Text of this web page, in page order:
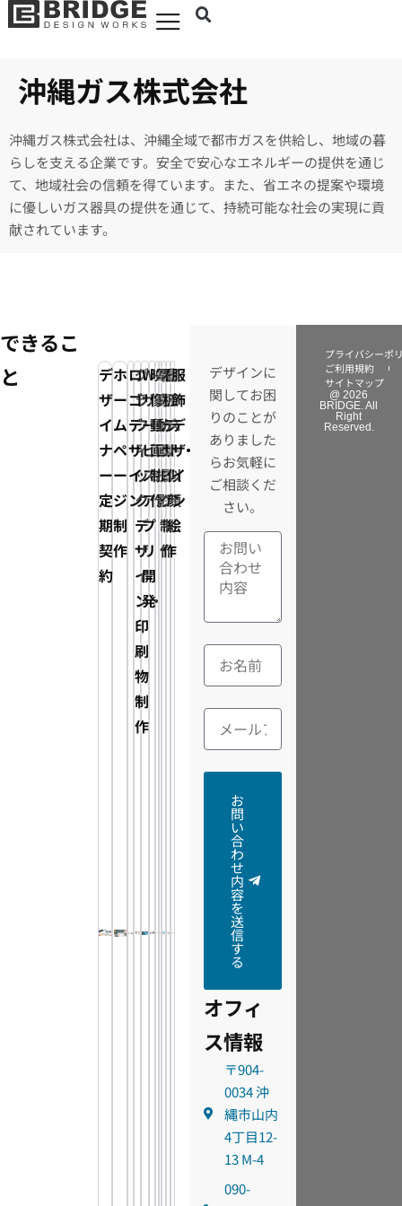
沖縄ガス株式会社
沖縄ガス株式会社は、沖縄全域で都市ガスを供給し、地域の暮
らしを支える企業です。安全で安心なエネルギーの提供を通じ
て、地域社会の信頼を得ています。また、省エネの提案や環境
に優しいガス器具の提供を通じて、持続可能な社会の実現に貢
献されています。
できるこ
と
デ
ザ
イ
ナ
ー
定
期
契
約
グ
ラ
フ
ィ
ッ
ク
デ
ザ
イ
ン・
印
刷
物
制
作
ロ
ゴ
デ
ザ
イ
ン
ホ
ー
ム
ペ
ー
ジ
制
作
Web
サ
ー
ビ
ス・
ア
プ
リ
開
発
映
像・
動
画
制
作
写
真・
動
画
撮
影
電
子
カ
タ
ロ
グ
制
作
看
板
デ
ザ
イ
ン
制
作
イ
ラ
ス
ト・
似
顔
絵
服
飾
デ
ザ
イ
ン
デザインに
関してお困
りのことが
ありました
らお気軽に
ご相談くだ
さい。
お
問
い
合
わ
せ
内
容
を
送
信
す
る
オフィ
ス情報
〒904-
0034 沖
縄市山内
4丁目12-
13 M-4
090-
@ 2026
BRIDGE. All
Right
Reserved.
プライバシーポ
ご利用規約
サイトマップ